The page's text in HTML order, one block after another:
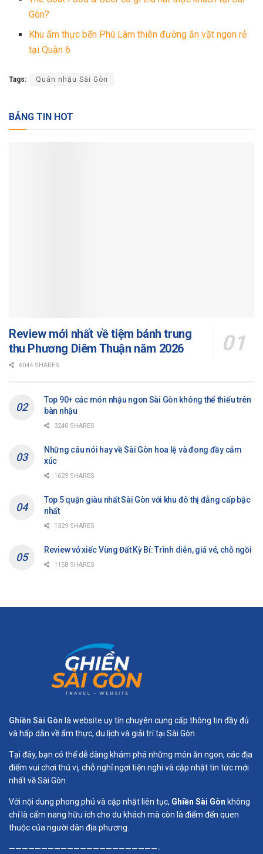
Gòn?
Khu ẩm thực bến Phú Lâm thiên đường ăn vặt ngon rẻ
tại Quận 6
Tags: Quán nhậu Sài Gòn
BẢNG TIN HOT
Review mới nhất về tiệm bánh trung
thu Phương Diêm Thuận năm 2026
6044 SHARES
Top 90+ các món nhậu ngon Sài Gòn không thể thiếu trên
bàn nhậu
3240 SHARES
Những câu nói hay về Sài Gòn hoa lệ và đong đầy cảm
xúc
1629 SHARES
Top 5 quận giàu nhất Sài Gòn với khu đô thị đẳng cấp bậc
nhất
1329 SHARES
Review vở xiếc Vùng Đất Kỳ Bí: Trình diễn, giá vé, chỗ ngồi
1158 SHARES
Ghiền Sài Gòn là website uy tín chuyên cung cấp thông tin đầy đủ
và hấp dẫn về ẩm thực, du lịch và giải trí tại Sài Gòn.
Tại đây, bạn có thể dễ dàng khám phá những món ăn ngon, các địa
điểm vui chơi thú vị, chỗ nghỉ ngơi tiện nghi và cập nhật tin tức mới
nhất về Sài Gòn.
Với nội dung phong phú và cập nhật liên tục, Ghiền Sài Gòn không
chỉ là cẩm nang hữu ích cho du khách mà còn là điểm đến quen
thuộc của người dân địa phương.
———————————————————————-